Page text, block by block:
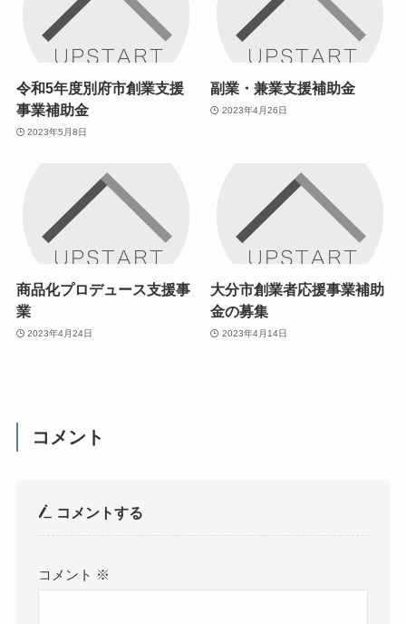
令和5年度別府市創業支援
事業補助金
2023年5月8日
副業・兼業支援補助金
2023年4月26日
商品化プロデュース支援事
業
2023年4月24日
大分市創業者応援事業補助
金の募集
2023年4月14日
コメント
コメントする
コメント ※